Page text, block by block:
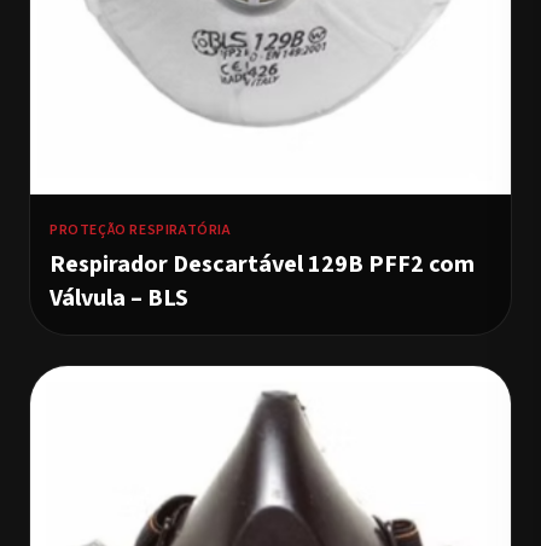
PROTEÇÃO RESPIRATÓRIA
Respirador Descartável 129B PFF2 com
Válvula – BLS